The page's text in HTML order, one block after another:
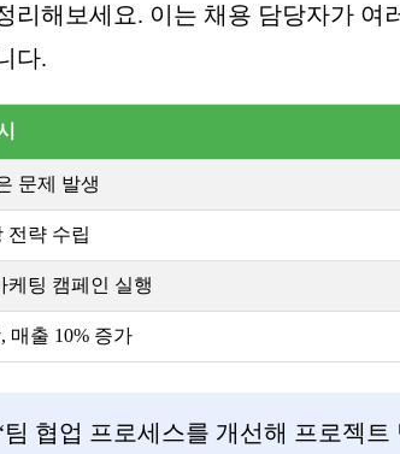
리해보세요. 이는 채용 담당자가 여
다.
문제 발생
전략 수립
케팅 캠페인 실행
매출 10% 증가
협업 프로세스를 개선해 프로젝트